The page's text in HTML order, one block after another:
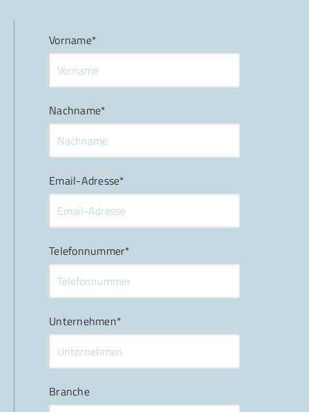
Vorname*
Nachname*
Email-Adresse*
Telefonnummer*
Unternehmen*
Branche